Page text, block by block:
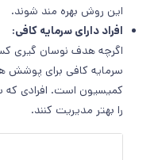
این روش بهره مند شوند.
افراد دارای سرمایه کافی:
اگرچه هدف نوسان گیری
سرمایه کافی برای پوشش
کمیسیون است. افرادی که
را بهتر مدیریت کنند.